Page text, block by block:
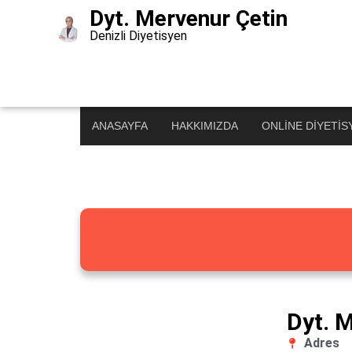
Diyetisyenimi Bul
ANASAYFA HAKKIMIZDA ONLINE
Dyt. Mervenur Çetin
Denizli Diyetisyen
Dyt.
Adres